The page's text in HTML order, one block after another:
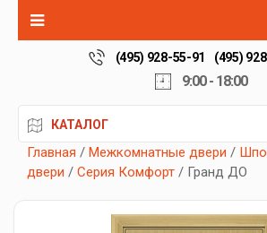
(495) 928-55-91 (495)
9:00 - 18:00
КАТАЛОГ
Главная / Межкомнатные двери /
двери / Серия Комфорт / Гранд ДО